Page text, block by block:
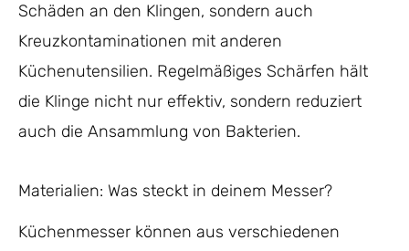
Schäden an den Klingen, sondern auch
Kreuzkontaminationen mit anderen
Küchenutensilien. Regelmäßiges Schärfen hält
die Klinge nicht nur effektiv, sondern reduziert
auch die Ansammlung von Bakterien.
Materialien: Was steckt in deinem Messer?
Küchenmesser können aus verschiedenen